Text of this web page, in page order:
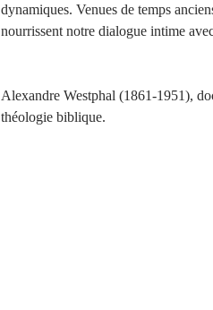
dynamiques. Venues de temps
nourrissent notre dialogue intime
Alexandre Westphal (1861-1951),
théologie biblique.